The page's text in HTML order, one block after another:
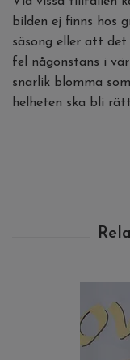
bilden ej finns hos
säsong eller att
fel någonstans i
snarlik blomma
helheten ska bli